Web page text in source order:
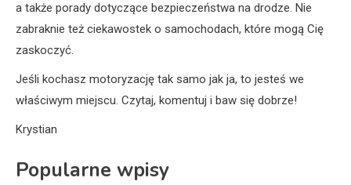
a także porady dotyczące bezpieczeństwa na drodze. Nie
zabraknie też ciekawostek o samochodach, które mogą Cię
zaskoczyć.
Jeśli kochasz motoryzację tak samo jak ja, to jesteś we
właściwym miejscu. Czytaj, komentuj i baw się dobrze!
Krystian
Popularne wpisy